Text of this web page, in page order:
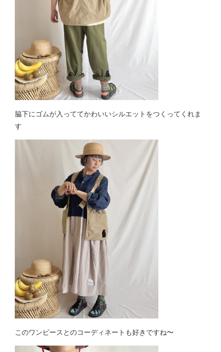
脇下にゴムが入っててかわいいシルエットをつくってくれま
す
このワンピースとのコーディネートも好きですね〜